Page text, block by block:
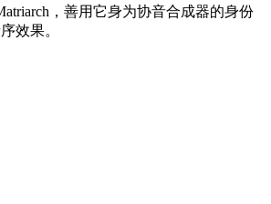
，善用它身为协音合成器的身份
效果。